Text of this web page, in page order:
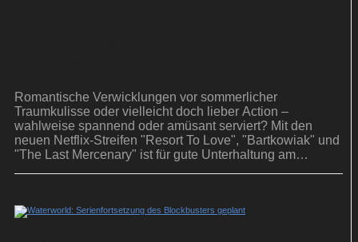
Romantische Verwicklungen vor sommerlicher
Traumkulisse oder vielleicht doch lieber Action –
wahlweise spannend oder amüsant serviert? Mit den
neuen Netflix-Streifen "Resort To Love", "Bartkowiak" und
"The Last Mercenary" ist für gute Unterhaltung am